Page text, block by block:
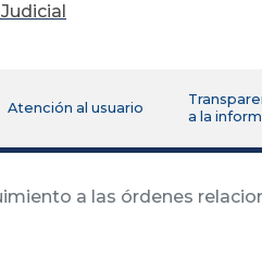
Atención al usuario
a la
a las órdenes